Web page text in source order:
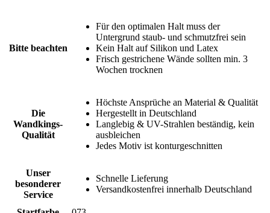
Bitte beachten
Für den optimalen Halt muss der
Untergrund staub- und schmutzfrei sein
Kein Halt auf Silikon und Latex
Frisch gestrichene Wände sollten min. 3
Wochen trocknen
Die
Wandkings-
Qualität
Höchste Ansprüche an Material & Qualität
Hergestellt in Deutschland
Langlebig & UV-Strahlen beständig, kein
ausbleichen
Jedes Motiv ist konturgeschnitten
Unser
besonderer
Service
Schnelle Lieferung
Versandkostenfrei innerhalb Deutschland